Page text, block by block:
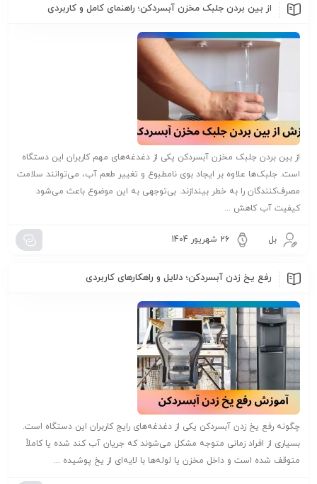
از بین بردن جلبک مخزن آبسردکن؛ راهنمای کامل و کاربردی
از بین بردن جلبک مخزن آبسردکن یکی از دغدغه‌های مهم کاربران این دستگاه
است. جلبک‌ها علاوه بر ایجاد بوی نامطبوع و تغییر طعم آب، می‌توانند سلامت
مصرف‌کنندگان را به خطر بیندازند. بی‌توجهی به این موضوع باعث می‌شود
کیفیت آب کاهش ...
بل 26 شهریور 1404
رفع یخ زدن آبسردکن؛ دلایل و راهکارهای کاربردی
چگونه رفع یخ زدن آبسردکن یکی از دغدغه‌های رایج کاربران این دستگاه است.
بسیاری از افراد زمانی متوجه مشکل می‌شوند که جریان آب کند شده یا کاملاً
متوقف شده است و داخل مخزن یا لوله‌ها با لایه‌ای از یخ پوشیده ...